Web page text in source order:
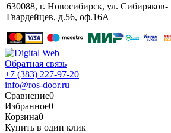
630088, г. Новосибирск, ул. ​Сибиряков-
Гвардейцев, д.56​, оф.16А
Обратная связь
+7 (383) 227-97-20
info@ros-door.ru
Сравнение0
Избранное0
Корзина0
Купить в один клик